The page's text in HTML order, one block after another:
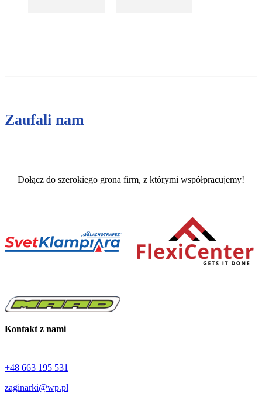
Zaufali nam
Dołącz do szerokiego grona firm, z którymi współpracujemy!
Kontakt z nami
+48 663 195 531
zaginarki@wp.pl